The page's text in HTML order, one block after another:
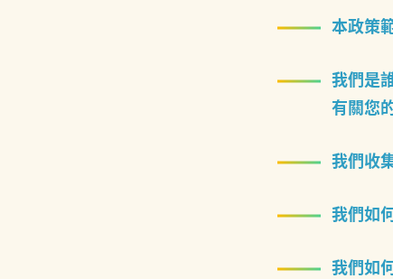
本政策
我們是
有關您
我們收
我們如
我們如